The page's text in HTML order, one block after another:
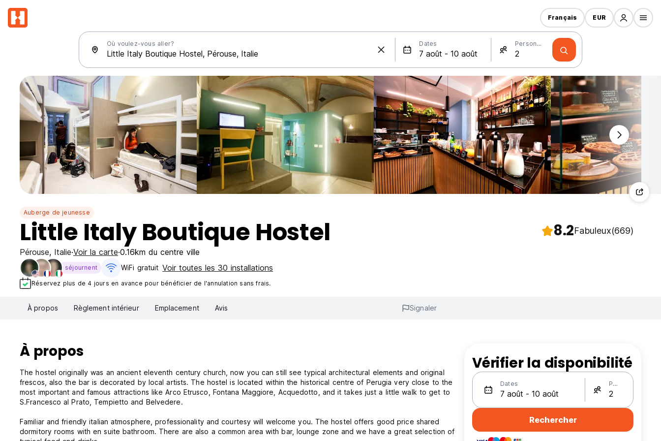
Où voulez-vous aller? Dates Personnes
Français EUR
Auberge de jeunesse
Little Italy Boutique Hostel 8.2Fabuleux(669)
Pérouse, Italie Voir la carte 0.16km du centre ville
séjournent WiFi gratuit Voir toutes les 30 installations
Réservez plus de 4 jours en avance pour bénéficier de l'annulation sans frais.
À propos Règlement intérieur Emplacement Avis Signaler
À propos
The hostel originally was an ancient eleventh century church, now you can still see typical architectural elements and original
frescos, also the bar is decorated by local artists. The hostel is located within the historical centre of Perugia very close to the
most important and famous attractions like Arco Etrusco, Fontana Maggiore, Acquedotto, and it takes just a little walk to get to
S.Francesco al Prato, Tempietto and Belvedere.
Familiar and friendly italian atmosphere, professionality and courtesy will welcome you. The hostel offers good price shared
dormitory rooms with en suite bathroom. There are also a common area with bar, lounge zone and we have a great selection of
Vérifier la disponibilité
Dates Personnes
Rechercher